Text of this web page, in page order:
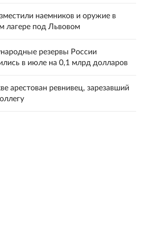
наемников и оружие в
лагере под Львовом
резервы России
в июле на 0,1 млрд долларов
арестован ревнивец, зарезавший